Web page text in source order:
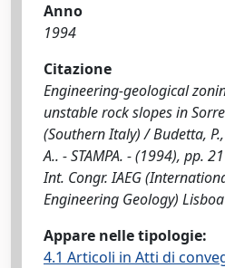
Anno
1994
Citazione
Engineering-geological
unstable rock slopes in
(Southern Italy) / Budetta,
A.. - STAMPA. - (1994), pp.
Int. Congr. IAEG
Engineering Geology)
Appare nelle tipologie:
4.1 Articoli in Atti di